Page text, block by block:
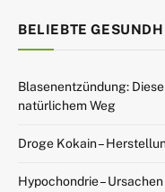
BELIEBTE
Blasenentzündung:
natürlichem Weg
Droge Kokain –
Hypochondrie –